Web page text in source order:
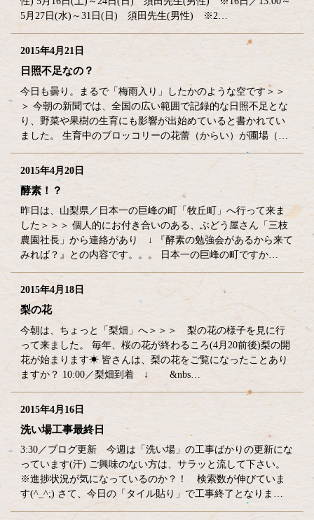
5月27日(水)～31日(日) 須田先生(男性) ※2…
2015年4月21日
日照不足なの？
今日も曇り。まるで「梅雨入り」したかのような空です＞＞
＞ 今朝の新聞では、全国の広い範囲で記録的な日照不足とな
り、野菜や果樹の生育にも影響が出始めていると書かれてい
ました。 生育中のブロッコリーの花蕾（からい）が圃場（…
2015年4月20日
酵素！？
昨日は、山梨県／日本一の巨峰の町「牧丘町」へ行って来ま
した＞＞＞ 個人的にお付き合いのある、ぶどう屋さん「三枝
農園社長」から連絡があり ↓ 『酵素の勉強会があるから来て
みれば？』との内容です。。。 日本一の巨峰の町ですか…
2015年4月18日
梨の花
今朝は、ちょっと「梨畑」へ＞＞＞ 梨の花の様子を見に行
って来ました。 毎年、桜の花が終わるころ(4月20前後)梨の開
花が始まります☀ 皆さんは、梨の花をご覧になったことあり
ますか？ 10:00／梨畑到着 ↓ &nbs…
2015年4月16日
洗い場工事最終日
3:30／ブログ更新 今週は「洗い場」の工事ばかりの更新にな
っています(汗) ご興味のない方は、サラッと流して下さい。
※進捗状況が気になっているのか？！ 検索数が伸びていま
す(^_^;) さて、今日の「タイル貼り」で工事終了となりま…